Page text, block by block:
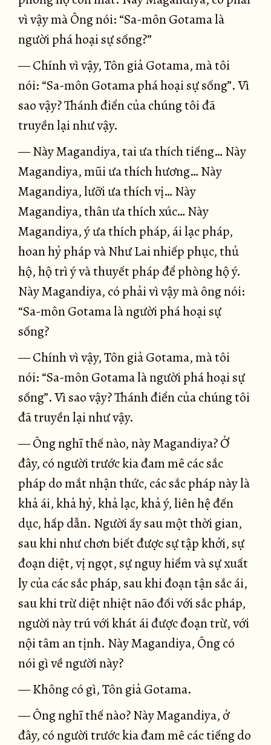
vì vậy mà Ông nói: “Sa-môn Gotama là
người phá hoại sự sống?”
— Chính vì vậy, Tôn giả Gotama, mà tôi
nói: “Sa-môn Gotama phá hoại sự sống”. Vì
sao vậy? Thánh điển của chúng tôi đã
truyền lại như vậy.
— Này Magandiya, tai ưa thích tiếng… Này
Magandiya, mũi ưa thích hương… Này
Magandiya, lưỡi ưa thích vị… Này
Magandiya, thân ưa thích xúc… Này
Magandiya, ý ưa thích pháp, ái lạc pháp,
hoan hỷ pháp và Như Lai nhiếp phục, thủ
hộ, hộ trì ý và thuyết pháp để phòng hộ ý.
Này Magandiya, có phải vì vậy mà ông nói:
“Sa-môn Gotama là người phá hoại sự
sống?
— Chính vì vậy, Tôn giả Gotama, mà tôi
nói: “Sa-môn Gotama là người phá hoại sự
sống”. Vì sao vậy? Thánh điển của chúng tôi
đã truyền lại như vậy.
— Ông nghĩ thế nào, này Magandiya? Ở
đây, có người trước kia đam mê các sắc
pháp do mắt nhận thức, các sắc pháp này là
khả ái, khả hỷ, khả lạc, khả ý, liên hệ đến
dục, hấp dẫn. Người ấy sau một thời gian,
sau khi như chơn biết được sự tập khởi, sự
đoạn diệt, vị ngọt, sự nguy hiểm và sự xuất
ly của các sắc pháp, sau khi đoạn tận sắc ái,
sau khi trừ diệt nhiệt não đối với sắc pháp,
người này trú với khát ái được đoạn trừ, với
nội tâm an tịnh. Này Magandiya, Ông có
nói gì về người này?
— Không có gì, Tôn giả Gotama.
— Ông nghĩ thế nào? Này Magandiya, ở
đây, có người trước kia đam mê các tiếng do